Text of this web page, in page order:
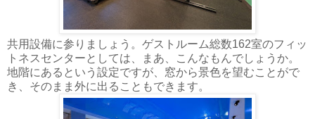
共用設備に参りましょう。ゲストルーム総数162室のフィッ
トネスセンターとしては、まあ、こんなもんでしょうか。
地階にあるという設定ですが、窓から景色を望むことがで
き、そのまま外に出ることもできます。